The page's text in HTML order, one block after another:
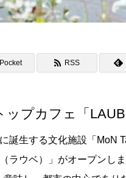
Pocket RSS
プカフェ「
誕生する文化施設「MoN
ラウベ）」がオープンしま